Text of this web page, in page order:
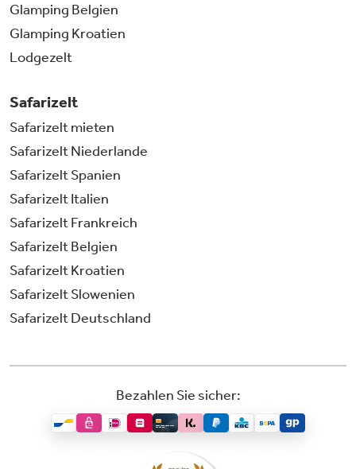
Glamping Belgien
Glamping Kroatien
Lodgezelt
Safarizelt
Safarizelt mieten
Safarizelt Niederlande
Safarizelt Spanien
Safarizelt Italien
Safarizelt Frankreich
Safarizelt Belgien
Safarizelt Kroatien
Safarizelt Slowenien
Safarizelt Deutschland
Bezahlen Sie sicher: